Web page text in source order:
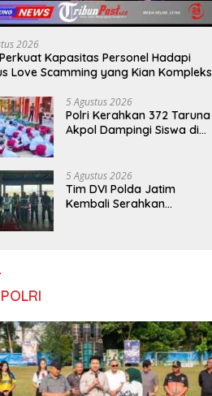
2026
Kapasitas Personel Hadapi
Love Scamming yang Kian Kompleks
5 Agustus 2026
Polri Kerahkan 372 Taruna
Akpol Dampingi Siswa di
TNI
5 Agustus 2026
Tim DVI Polda Jatim
Kembali Serahkan